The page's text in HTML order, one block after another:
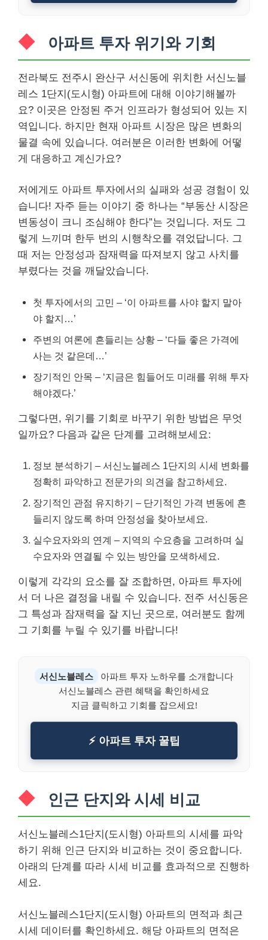
아파트 투자 위기와 기회
전라북도 전주시 완산구 서신동에 위치한 서신노블
레스 1단지(도시형) 아파트에 대해 이야기해볼까
요? 이곳은 안정된 주거 인프라가 형성되어 있는 지
역입니다. 하지만 현재 아파트 시장은 많은 변화의
물결 속에 있습니다. 여러분은 이러한 변화에 어떻
게 대응하고 계신가요?
저에게도 아파트 투자에서의 실패와 성공 경험이 있
습니다! 자주 듣는 이야기 중 하나는 “부동산 시장은
변동성이 크니 조심해야 한다”는 것입니다. 저도 그
렇게 느끼며 한두 번의 시행착오를 겪었답니다. 그
때 저는 안정성과 잠재력을 따져보지 않고 사치를
부렸다는 것을 깨달았습니다.
첫 투자에서의 고민 – ‘이 아파트를 사야 할지 말아
야 할지…’
주변의 여론에 흔들리는 상황 – ‘다들 좋은 가격에
사는 것 같은데…’
장기적인 안목 – ‘지금은 힘들어도 미래를 위해 투자
해야겠다.’
그렇다면, 위기를 기회로 바꾸기 위한 방법은 무엇
일까요? 다음과 같은 단계를 고려해보세요:
정보 분석하기 – 서신노블레스 1단지의 시세 변화를
정확히 파악하고 전문가의 의견을 참고하세요.
장기적인 관점 유지하기 – 단기적인 가격 변동에 흔
들리지 않도록 하며 안정성을 찾아보세요.
실수요자와의 연계 – 지역의 수요층을 고려하며 실
수요자와 연결될 수 있는 방안을 모색하세요.
이렇게 각각의 요소를 잘 조합하면, 아파트 투자에
서 더 나은 결정을 내릴 수 있습니다. 전주 서신동은
그 특성과 잠재력을 잘 지닌 곳으로, 여러분도 함께
그 기회를 누릴 수 있기를 바랍니다!
서신노블레스
아파트 투자 노하우를 소개합니다
서신노블레스 관련 혜택을 확인하세요
지금 클릭하고 기회를 잡으세요!
⚡ 아파트 투자 꿀팁
인근 단지와 시세 비교
서신노블레스1단지(도시형) 아파트의 시세를 파악
하기 위해 인근 단지와 비교하는 것이 중요합니다.
아래의 단계를 따라 시세 비교를 효과적으로 진행하
세요.
서신노블레스1단지(도시형) 아파트의 면적과 최근
시세 데이터를 확인하세요. 해당 아파트의 면적은